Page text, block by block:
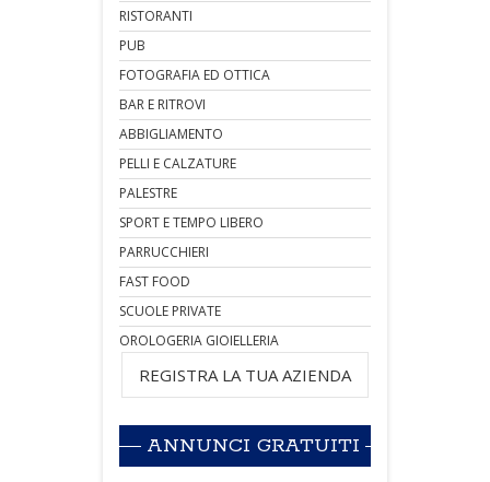
RISTORANTI
PUB
FOTOGRAFIA ED OTTICA
BAR E RITROVI
ABBIGLIAMENTO
PELLI E CALZATURE
PALESTRE
SPORT E TEMPO LIBERO
PARRUCCHIERI
FAST FOOD
SCUOLE PRIVATE
OROLOGERIA GIOIELLERIA
REGISTRA LA TUA AZIENDA
ANNUNCI GRATUITI